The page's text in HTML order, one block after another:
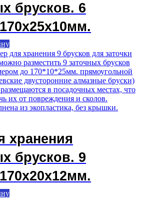
брусков. 6
хранения
брусков. 9